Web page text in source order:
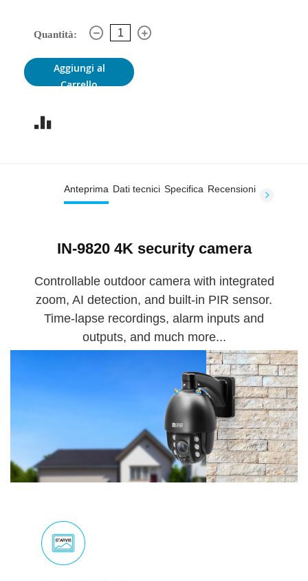
Quantità:
Aggiungi al
Carrello
Anteprima Dati tecnici Specifica Recensioni
IN-9820 4K security camera
Controllable outdoor camera with integrated
zoom, AI detection, and built-in PIR sensor.
Time-lapse recordings, alarm inputs and
outputs, and much more...